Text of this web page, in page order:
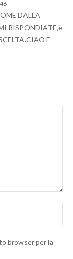
DALLA
RISPONDIATE,è
E
browser per la